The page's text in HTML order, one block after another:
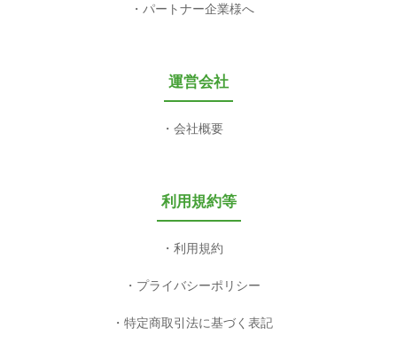
パートナー企業様へ
運営会社
会社概要
利用規約等
利用規約
プライバシーポリシー
特定商取引法に基づく表記